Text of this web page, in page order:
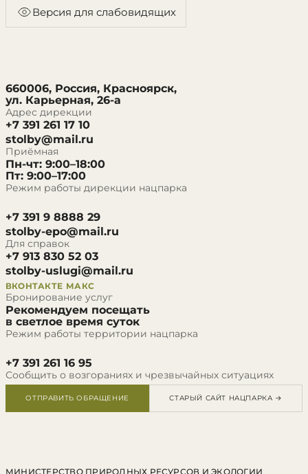
Версия для слабовидящих
660006, Россия, Красноярск,
ул. Карьерная, 26-а
Адрес дирекции
+7 391 261 17 10
stolby@mail.ru
Приёмная
Пн-чт: 9:00–18:00
Пт: 9:00–17:00
Режим работы дирекции нацпарка
+7 391 9 8888 29
stolby-epo@mail.ru
Для справок
+7 913 830 52 03
stolby-uslugi@mail.ru
ВКОНТАКТЕ МАКС
Бронирование услуг
Рекомендуем посещать
в светлое время суток
Режим работы территории нацпарка
+7 391 261 16 95
Сообщить о возгораниях и чрезвычайных ситуациях
ОТПРАВИТЬ ОБРАЩЕНИЕ СТАРЫЙ САЙТ НАЦПАРКА →
МИНИСТЕРСТВО ПРИРОДНЫХ РЕСУРСОВ И ЭКОЛОГИИ